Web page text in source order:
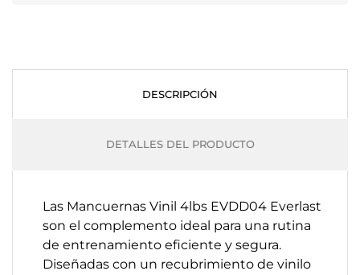
DESCRIPCIÓN
DETALLES DEL PRODUCTO
Las Mancuernas Vinil 4lbs EVDD04 Everlast
son el complemento ideal para una rutina
de entrenamiento eficiente y segura.
Diseñadas con un recubrimiento de vinilo